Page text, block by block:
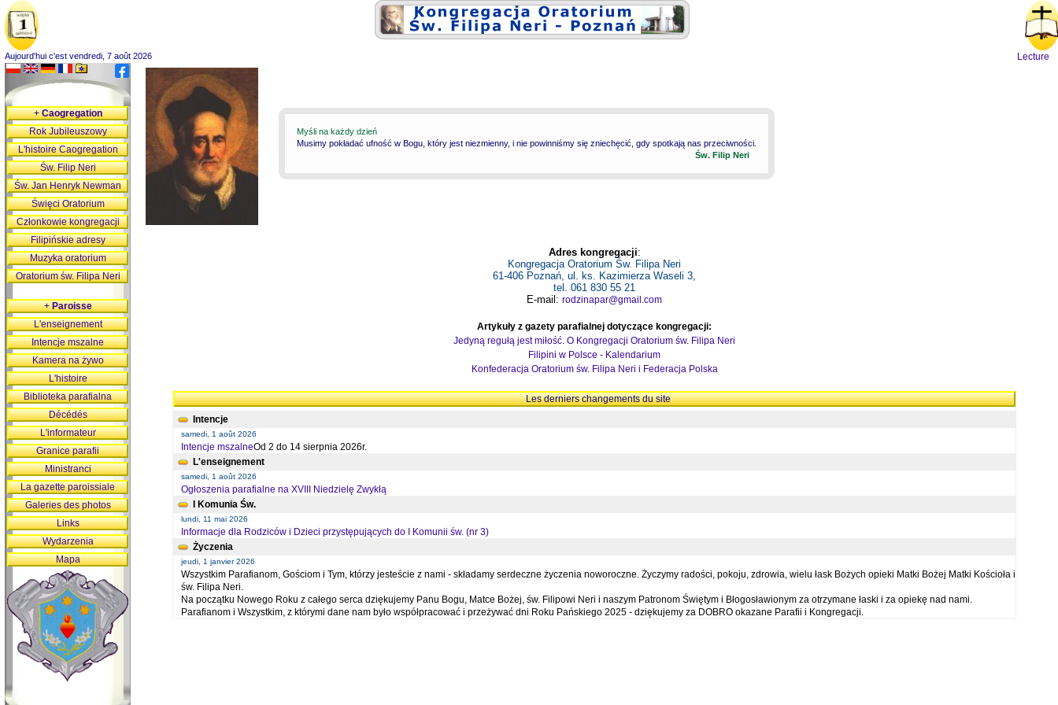
Aujourd'hui c'est vendredi, 7 août 2026 Lecture
Myśli na każdy dzień
Musimy pokładać ufność w Bogu, który jest niezmienny, i nie powinniśmy się zniechęcić, gdy spotkają nas przeciwności.
Św. Filip Neri
Adres kongregacji:
Kongregacja Oratorium Św. Filipa Neri
61-406 Poznań, ul. ks. Kazimierza Waseli 3,
tel. 061 830 55 21
E-mail: rodzinapar@gmail.com
Artykuły z gazety parafialnej dotyczące kongregacji:
Jedyną regułą jest miłość. O Kongregacji Oratorium św. Filipa Neri
Filipini w Polsce - Kalendarium
Konfederacja Oratorium św. Filipa Neri i Federacja Polska
Les derniers changements du site
Intencje
samedi, 1 août 2026
Intencje mszalneOd 2 do 14 sierpnia 2026r.
L'enseignement
samedi, 1 août 2026
Ogłoszenia parafialne na XVIII Niedzielę Zwykłą
I Komunia Św.
lundi, 11 mai 2026
Informacje dla Rodziców i Dzieci przystępujących do I Komunii św. (nr 3)
Życzenia
jeudi, 1 janvier 2026
Wszystkim Parafianom, Gościom i Tym, którzy jesteście z nami - składamy serdeczne życzenia noworoczne. Życzymy radości, pokoju, zdrowia, wielu łask Bożych opieki Matki Bożej Matki Kościoła i
św. Filipa Neri.
Na początku Nowego Roku z całego serca dziękujemy Panu Bogu, Matce Bożej, św. Filipowi Neri i naszym Patronom Świętym i Błogosławionym za otrzymane łaski i za opiekę nad nami.
Parafianom i Wszystkim, z którymi dane nam było współpracować i przeżywać dni Roku Pańskiego 2025 - dziękujemy za DOBRO okazane Parafii i Kongregacji.
+Caogregation
Rok Jubileuszowy
L'histoire Caogregation
Św. Filip Neri
Św. Jan Henryk Newman
Święci Oratorium
Członkowie kongregacji
Filipińskie adresy
Muzyka oratorium
Oratorium św. Filipa Neri
+Paroisse
L'enseignement
Intencje mszalne
Kamera na żywo
L'histoire
Biblioteka parafialna
Décédés
L'informateur
Granice parafii
Ministranci
La gazette paroissiale
Galeries des photos
Links
Wydarzenia
Mapa